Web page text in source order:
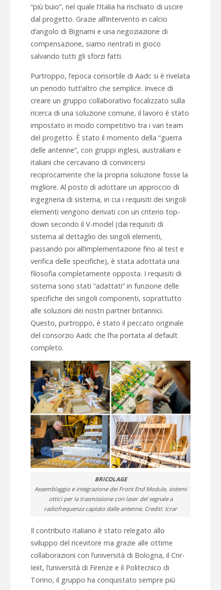
“più buio”, nel quale l’Italia ha rischiato di uscire
dal progetto. Grazie all’intervento in calcio
d’angolo di Bignami e una negoziazione di
compensazione, siamo rientrati in gioco
salvando tutti gli sforzi fatti.
Purtroppo, l’epoca consortile di Aadc si è rivelata
un periodo tutt’altro che semplice. Invece di
creare un gruppo collaborativo focalizzato sulla
ricerca di una soluzione comune, il lavoro è stato
impostato in modo competitivo tra i vari team
del progetto. È stato il momento della “guerra
delle antenne”, con gruppi inglesi, australiani e
italiani che cercavano di convincersi
reciprocamente che la propria soluzione fosse la
migliore. Al posto di adottare un approccio di
ingegneria di sistema, in cui i requisiti dei singoli
elementi vengono derivati con un criterio top-
down secondo il V-model (dai requisiti di
sistema al dettaglio dei singoli elementi,
passando poi all’implementazione fino al test e
verifica delle specifiche), è stata adottata una
filosofia completamente opposta. I requisiti di
sistema sono stati “adattati” in funzione delle
specifiche dei singoli componenti, soprattutto
alle soluzioni dei nostri partner britannici.
Questo, purtroppo, è stato il peccato originale
del consorzio Aadc che l’ha portata al default
completo.
BRICOLAGE
Assemblaggio e integrazione dei Front End Module, sistemi
ottici per la trasmissione con laser del segnale a
radiofrequenza captato dalle antenne. Crediti: Icrar
Il contributo italiano è stato relegato allo
sviluppo del ricevitore ma grazie alle ottime
collaborazioni con l’università di Bologna, il Cnr-
Ieiit, l’università di Firenze e il Politecnico di
Torino, il gruppo ha conquistato sempre più